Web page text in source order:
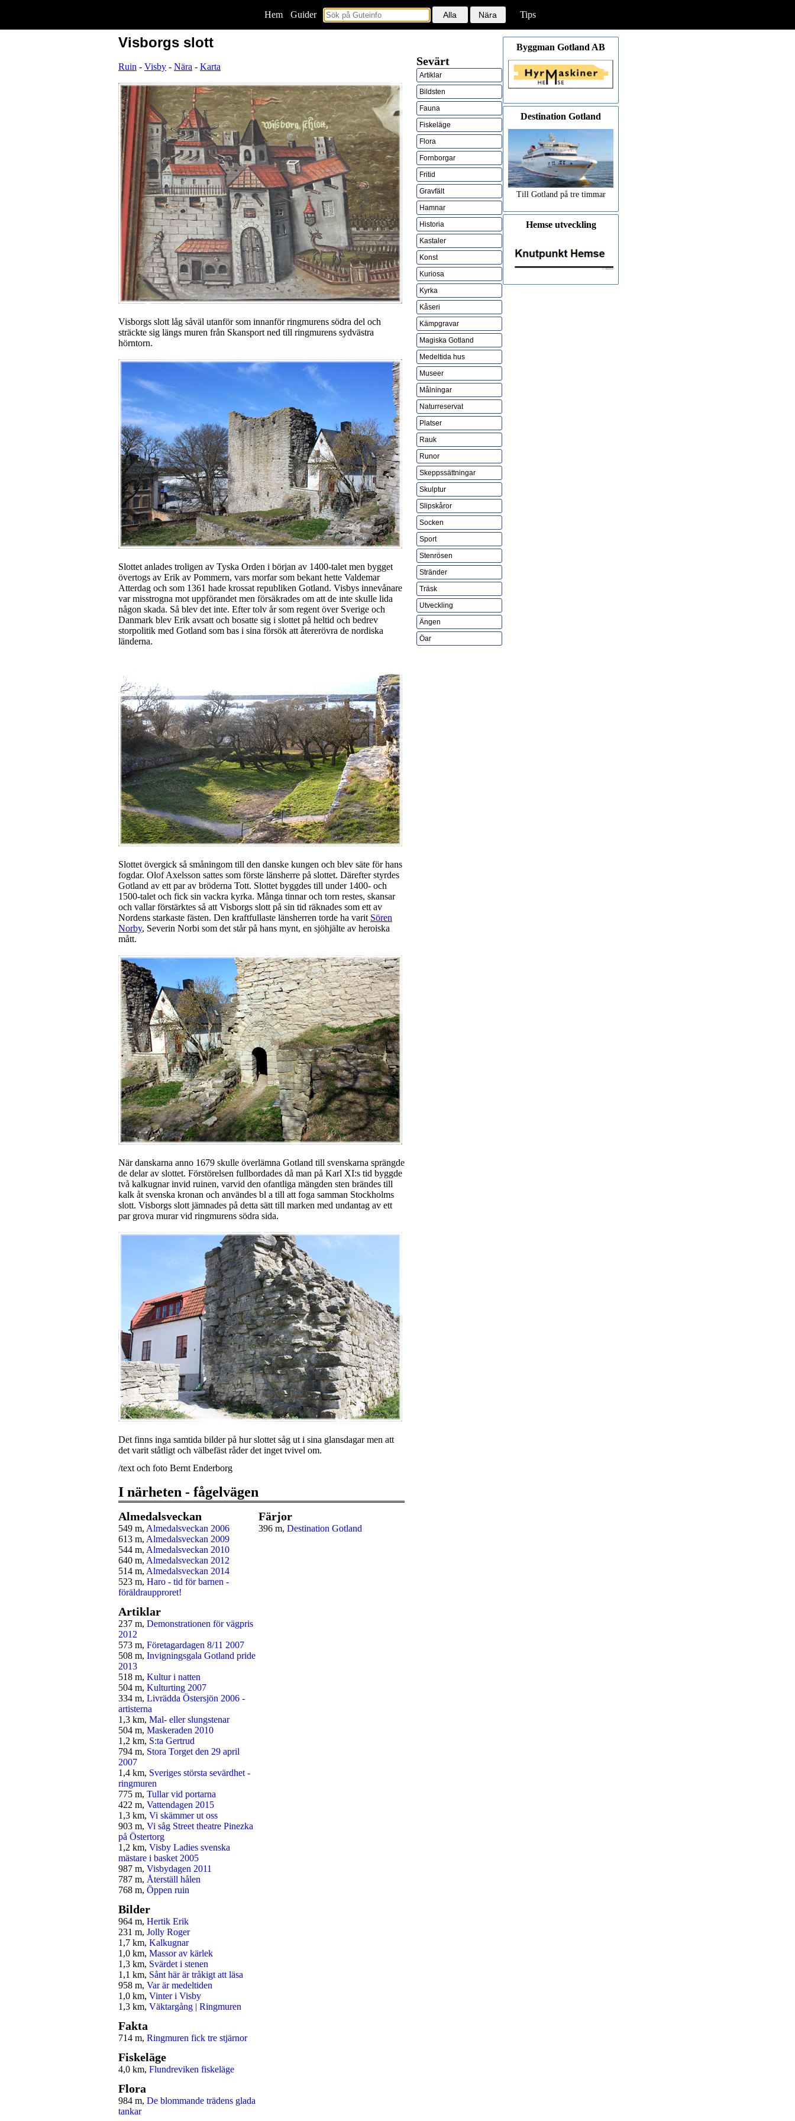
Hem< Guider Tips
Visborgs slott
Ruin - Visby - Nära - Karta
Visborgs slott låg såväl utanför som innanför ringmurens södra del och
sträckte sig längs muren från Skansport ned till ringmurens sydvästra
hörntorn.
Slottet anlades troligen av Tyska Orden i början av 1400-talet men bygget
övertogs av Erik av Pommern, vars morfar som bekant hette Valdemar
Atterdag och som 1361 hade krossat republiken Gotland. Visbys innevånare
var misstrogna mot uppförandet men försäkrades om att de inte skulle lida
någon skada. Så blev det inte. Efter tolv år som regent över Sverige och
Danmark blev Erik avsatt och bosatte sig i slottet på heltid och bedrev
storpolitik med Gotland som bas i sina försök att återerövra de nordiska
länderna.
Slottet övergick så småningom till den danske kungen och blev säte för hans
fogdar. Olof Axelsson sattes som förste länsherre på slottet. Därefter styrdes
Gotland av ett par av bröderna Tott. Slottet byggdes till under 1400- och
1500-talet och fick sin vackra kyrka. Många tinnar och torn restes, skansar
och vallar förstärktes så att Visborgs slott på sin tid räknades som ett av
Nordens starkaste fästen. Den kraftfullaste länsherren torde ha varit Sören
Norby, Severin Norbi som det står på hans mynt, en sjöhjälte av heroiska
mått.
När danskarna anno 1679 skulle överlämna Gotland till svenskarna sprängde
de delar av slottet. Förstörelsen fullbordades då man på Karl XI:s tid byggde
två kalkugnar invid ruinen, varvid den ofantliga mängden sten brändes till
kalk åt svenska kronan och användes bl a till att foga samman Stockholms
slott. Visborgs slott jämnades på detta sätt till marken med undantag av ett
par grova murar vid ringmurens södra sida.
Det finns inga samtida bilder på hur slottet såg ut i sina glansdagar men att
det varit ståtligt och välbefäst råder det inget tvivel om.
/text och foto Bernt Enderborg
I närheten - fågelvägen
Almedalsveckan
549 m, Almedalsveckan 2006
613 m, Almedalsveckan 2009
544 m, Almedalsveckan 2010
640 m, Almedalsveckan 2012
514 m, Almedalsveckan 2014
523 m, Haro - tid för barnen -
föräldraupproret!
Artiklar
237 m, Demonstrationen för vägpris
2012
573 m, Företagardagen 8/11 2007
508 m, Invigningsgala Gotland pride
2013
518 m, Kultur i natten
504 m, Kulturting 2007
334 m, Livrädda Östersjön 2006 -
artisterna
1,3 km, Mal- eller slungstenar
504 m, Maskeraden 2010
1,2 km, S:ta Gertrud
794 m, Stora Torget den 29 april
2007
1,4 km, Sveriges största sevärdhet -
ringmuren
775 m, Tullar vid portarna
422 m, Vattendagen 2015
1,3 km, Vi skämmer ut oss
903 m, Vi såg Street theatre Pinezka
på Östertorg
1,2 km, Visby Ladies svenska
mästare i basket 2005
987 m, Visbydagen 2011
787 m, Återställ hålen
768 m, Öppen ruin
Bilder
964 m, Hertik Erik
231 m, Jolly Roger
1,7 km, Kalkugnar
1,0 km, Massor av kärlek
1,3 km, Svärdet i stenen
1,1 km, Sånt här är tråkigt att läsa
958 m, Var är medeltiden
1,0 km, Vinter i Visby
1,3 km, Väktargång | Ringmuren
Fakta
714 m, Ringmuren fick tre stjärnor
Fiskeläge
4,0 km, Flundreviken fiskeläge
Flora
984 m, De blommande trädens glada
tankar
Färjor
396 m,Destination Gotland
Sevärt
Artiklar
Bildsten
Fauna
Fiskeläge
Flora
Fornborgar
Fritid
Gravfält
Hamnar
Historia
Kastaler
Konst
Kuriosa
Kyrka
Kåseri
Kämpgravar
Magiska Gotland
Medeltida hus
Museer
Målningar
Naturreservat
Platser
Rauk
Runor
Skeppssättningar
Skulptur
Slipskåror
Socken
Sport
Stenrösen
Stränder
Träsk
Utveckling
Ängen
Öar
Byggman Gotland AB
Destination Gotland
Till Gotland på tre timmar
Hemse utveckling